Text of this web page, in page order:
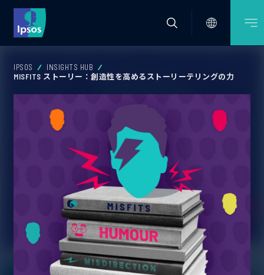
IPSOS
INSIGHTS HUB
MISFITS ストーリー：創造性を高めるストーリーテリングの力